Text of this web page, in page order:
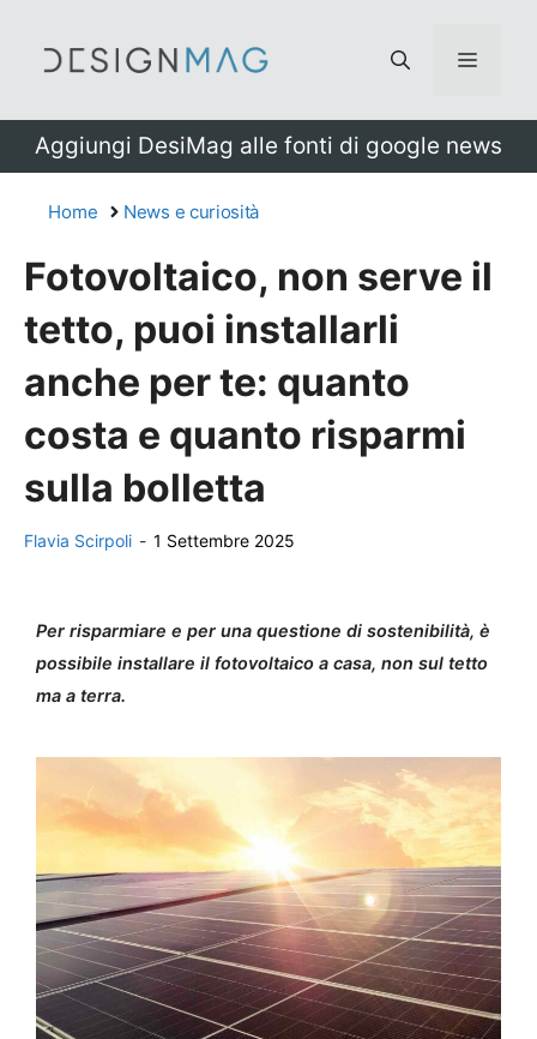
Menu
Aggiungi DesiMag alle fonti di google news
Home News e curiosità
Fotovoltaico, non serve il
tetto, puoi installarli
anche per te: quanto
costa e quanto risparmi
sulla bolletta
Flavia Scirpoli - 1 Settembre 2025
Per risparmiare e per una questione di sostenibilità, è
possibile installare il fotovoltaico a casa, non sul tetto
ma a terra.